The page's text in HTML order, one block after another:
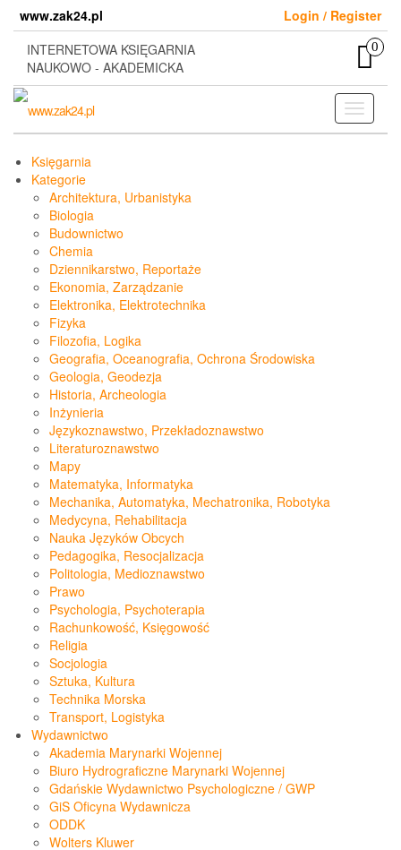
content
www.zak24.pl
Login / Register
INTERNETOWA KSIĘGARNIA
NAUKOWO - AKADEMICKA
0
Toggle
Księgarnia
Kategorie
Architektura, Urbanistyka
Biologia
Budownictwo
Chemia
Dziennikarstwo, Reportaże
Ekonomia, Zarządzanie
Elektronika, Elektrotechnika
Fizyka
Filozofia, Logika
Geografia, Oceanografia, Ochrona Środowiska
Geologia, Geodezja
Historia, Archeologia
Inżynieria
Językoznawstwo, Przekładoznawstwo
Literaturoznawstwo
Mapy
Matematyka, Informatyka
Mechanika, Automatyka, Mechatronika, Robotyka
Medycyna, Rehabilitacja
Nauka Języków Obcych
Pedagogika, Resocjalizacja
Politologia, Medioznawstwo
Prawo
Psychologia, Psychoterapia
Rachunkowość, Księgowość
Religia
Socjologia
Sztuka, Kultura
Technika Morska
Transport, Logistyka
Wydawnictwo
Akademia Marynarki Wojennej
Biuro Hydrograficzne Marynarki Wojennej
Gdańskie Wydawnictwo Psychologiczne / GWP
GiS Oficyna Wydawnicza
ODDK
Wolters Kluwer